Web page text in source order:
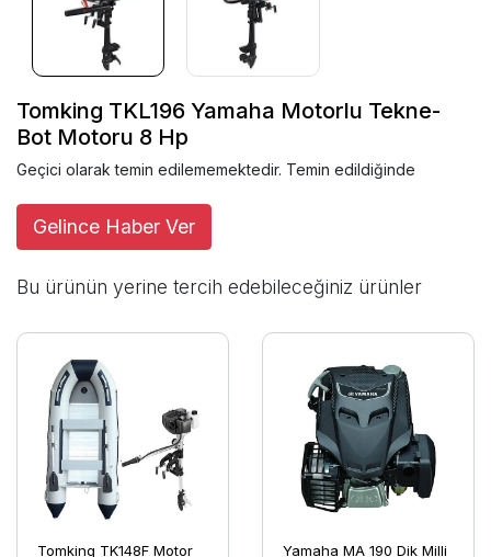
Tomking TKL196 Yamaha Motorlu Tekne-
Bot Motoru 8 Hp
Geçici olarak temin edilememektedir. Temin edildiğinde
Gelince Haber Ver
Bu ürünün yerine tercih edebileceğiniz ürünler
Tomking TK148F Motor
Yamaha MA 190 Dik Milli